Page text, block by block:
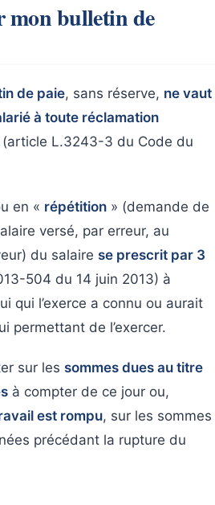
mon bulletin de
de paie, sans réserve, ne vaut
à toute réclamation
L.3243-3 du Code du
en « répétition » (demande de
versé, par erreur, au
du salaire se prescrit par 3
504 du 14 juin 2013) à
qui l’exerce a connu ou aurait
permettant de l’exercer.
sur les sommes dues au titre
à compter de ce jour ou,
est rompu, sur les sommes
précédant la rupture du